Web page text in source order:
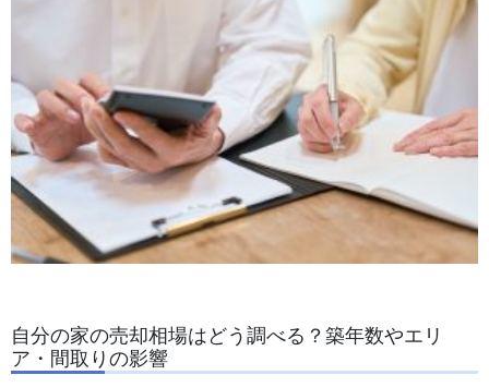
自分の家の売却相場はどう調べる？築年数やエリ
ア・間取りの影響